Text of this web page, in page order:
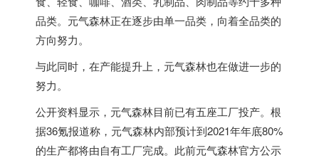
品类。元气森林正在逐步由单一品类，向着全品类的
方向努力。
与此同时，在产能提升上，元气森林也在做进一步的
努力。
公开资料显示，元气森林目前已有五座工厂投产。根
据36氪报道称，元气森林内部预计到2021年年底80%
的生产都将由自有工厂完成。此前元气森林官方公示